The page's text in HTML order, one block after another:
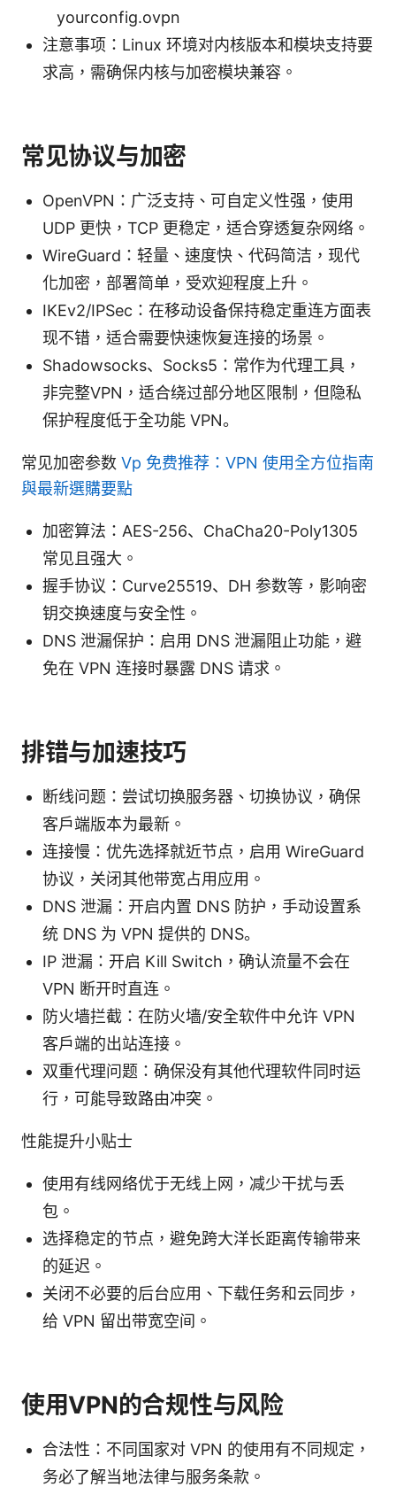
yourconfig.ovpn
注意事项：Linux 环境对内核版本和模块支持要
求高，需确保内核与加密模块兼容。
常见协议与加密
OpenVPN：广泛支持、可自定义性强，使用
UDP 更快，TCP 更稳定，适合穿透复杂网络。
WireGuard：轻量、速度快、代码简洁，现代
化加密，部署简单，受欢迎程度上升。
IKEv2/IPSec：在移动设备保持稳定重连方面表
现不错，适合需要快速恢复连接的场景。
Shadowsocks、Socks5：常作为代理工具，
非完整VPN，适合绕过部分地区限制，但隐私
保护程度低于全功能 VPN。
常见加密参数 Vp 免费推荐：VPN 使用全方位指南
與最新選購要點
加密算法：AES-256、ChaCha20-Poly1305
常见且强大。
握手协议：Curve25519、DH 参数等，影响密
钥交换速度与安全性。
DNS 泄漏保护：启用 DNS 泄漏阻止功能，避
免在 VPN 连接时暴露 DNS 请求。
排错与加速技巧
断线问题：尝试切换服务器、切换协议，确保
客户端版本为最新。
连接慢：优先选择就近节点，启用 WireGuard
协议，关闭其他带宽占用应用。
DNS 泄漏：开启内置 DNS 防护，手动设置系
统 DNS 为 VPN 提供的 DNS。
IP 泄漏：开启 Kill Switch，确认流量不会在
VPN 断开时直连。
防火墙拦截：在防火墙/安全软件中允许 VPN
客户端的出站连接。
双重代理问题：确保没有其他代理软件同时运
行，可能导致路由冲突。
性能提升小贴士
使用有线网络优于无线上网，减少干扰与丢
包。
选择稳定的节点，避免跨大洋长距离传输带来
的延迟。
关闭不必要的后台应用、下载任务和云同步，
给 VPN 留出带宽空间。
使用VPN的合规性与风险
合法性：不同国家对 VPN 的使用有不同规定，
务必了解当地法律与服务条款。